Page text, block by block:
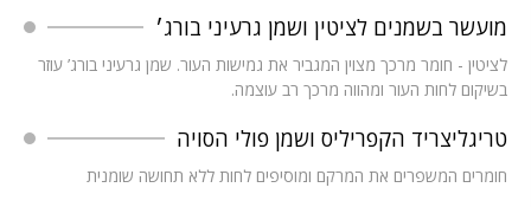
מועשר בשמנים לציטין ושמן גרעיני בורג׳
לציטין - חומר מרכך מצוין המגביר את גמישות העור. שמן גרעיני בורג’ עוזר
בשיקום לחות העור ומהווה מרכך רב עוצמה.
טריגליצריד הקפריליס ושמן פולי הסויה
חומרים המשפרים את המרקם ומוסיפים לחות ללא תחושה שומנית